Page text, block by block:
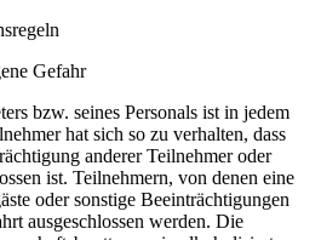
Gefahr
bzw. seines Personals ist in jedem
hat sich so zu verhalten, dass
anderer Teilnehmer oder
ist. Teilnehmern, von denen eine
oder sonstige Beeinträchtigungen
ausgeschlossen werden. Die